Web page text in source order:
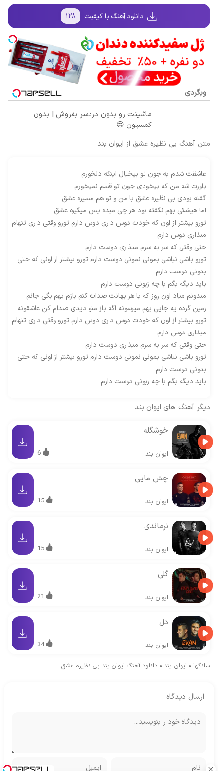
دانلود آهنگ با کیفیت ۱۲۸
وبگردی
ماشینت رو بدون دردسر بفروش | بدون
کمسیون 😍
متن آهنگ بی نظیره عشق از ایوان بند
عاشقت شدم به جون تو بیخیال اینکه دلخورم
باورت شه من که بیخودی جون تو قسم نمیخورم
گفته بودی بی نظیره عشق با من و تو هم مسیره عشق
اما هیشکی بهم نگفته بود هر چی میده پس میگیره عشق
تورو بیشتر از اون که خودت دوس داری دوس دارم تورو وقتی داری تنهام
میذاری دوس دارم
حتی وقتی که سر به سرم میذاری دوست دارم
تورو باشی نباشی بمونی نمونی دوست دارم تورو بیشتر از اونی که حتی
بدونی دوست دارم
باید دیگه بگم با چه زبونی دوست دارم
میدونم میاد اون روز که با هر بهانت صدات کنم بازم بهم بگی جانم
زمین گرده یه جایی بهم میرسونه اگه باز منو دیدی صدام کن عاشقونه
تورو بیشتر از اون که خودت دوس داری دوس دارم تورو وقتی داری تنهام
میذاری دوس دارم
حتی وقتی که سر به سرم میذاری دوست دارم
تورو باشی نباشی بمونی نمونی دوست دارم تورو بیشتر از اونی که حتی
بدونی دوست دارم
باید دیگه بگم با چه زبونی دوست دارم
دیگر آهنگ های ایوان بند
خوشگله
ایوان بند 6
چش مایی
ایوان بند 15
نرماندی
ایوان بند 15
گلی
ایوان بند 21
دل
ایوان بند 34
سانگها » ایوان بند » دانلود آهنگ ایوان بند بی نظیره عشق
ارسال دیدگاه